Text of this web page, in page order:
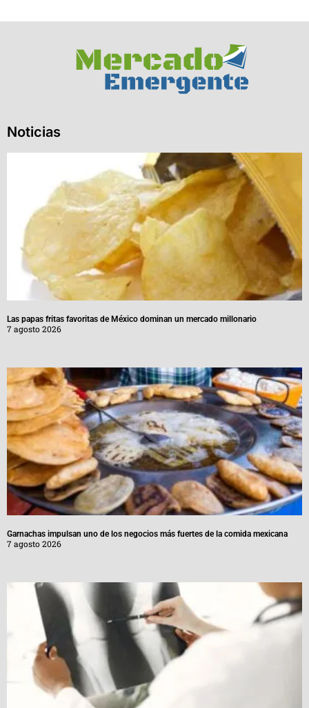
Noticias
Las papas fritas favoritas de México dominan un mercado millonario
7 agosto 2026
Garnachas impulsan uno de los negocios más fuertes de la comida mexicana
7 agosto 2026